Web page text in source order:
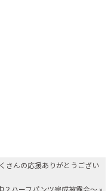
さんの応援ありがとうござい
２ハーフパンツ完成披露会～ »